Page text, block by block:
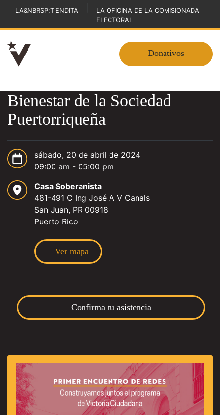
LA&NBRSP;TIENDITA
LA OFICINA DE LA COMISIONADA
ELECTORAL
Donativos
Bienestar de la Sociedad
Puertorriqueña
sábado, 20 de abril de 2024
09:00 am - 05:00 pm
Casa Soberanista
481-491 C Ing José A V Canals
San Juan, PR 00918
Puerto Rico
Ver mapa
Confirma tu asistencia